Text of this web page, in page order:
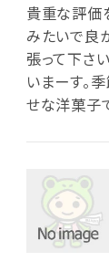
貴重な評価
みたいで良
張って下さ
いまーす。
せな洋菓子